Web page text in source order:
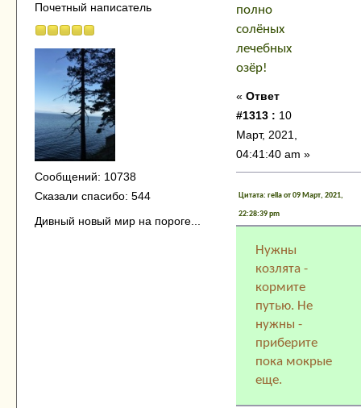
Почетный написатель
Сообщений: 10738
Сказали спасибо: 544
Дивный новый мир на пороге...
полно
солёных
лечебных
озёр!
« Ответ
#1313 : 10
Март, 2021,
04:41:40 am »
Цитата: rella от 09 Март, 2021,
22:28:39 pm
Нужны
козлята -
кормите
путью. Не
нужны -
приберите
пока мокрые
еще.